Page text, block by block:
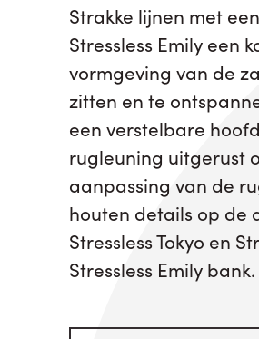
Strakke lijnen met
Stressless Emily een
vormgeving van de
zitten en te
een verstelbare
rugleuning uitgerust
aanpassing van de
houten details op de
Stressless Tokyo en
Stressless Emily bank.